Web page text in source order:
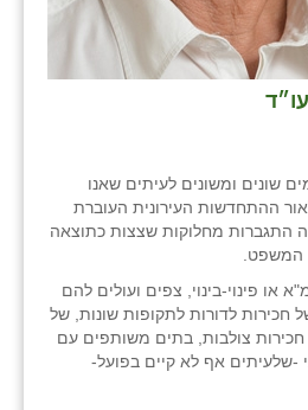
שונים ומשונים לעיתים שאנו
ההתחדשות העירונית העוברת
התגברות מחלוקות שצצות כתוצאה
המשפט.
פינוי-בינוי, צפים ועולים להם
חכירות לדורות לתקופות שונות, של
צולבות, בתים משותפים עם
-שלעיתים אף לא קיים בפועל-